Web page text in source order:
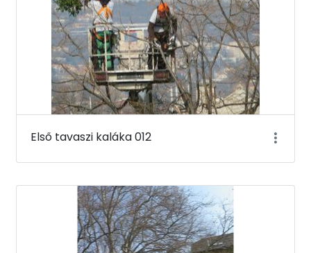
Első tavaszi kaláka 012